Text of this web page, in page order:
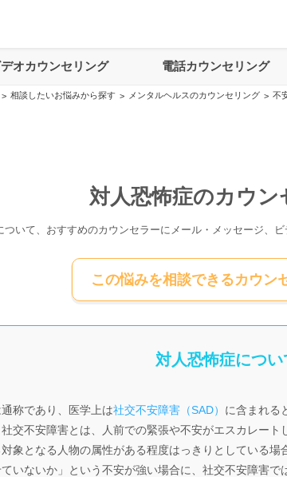
デオカウンセリング 電話カウンセリング
> 相談したいお悩みから探す > メンタルヘルスのカウンセリング > 不
対人恐怖症のカウン
ついて、おすすめのカウンセラーにメール・メッセージ、
この悩みを相談できるカウン
対人恐怖症につい
称であり、医学上は社交不安障害（SAD） に含まれる
交不安障害とは、人前での緊張や不安がエスカレー
象となる人物の属性がある程度はっきりとしている
いないか」という不安が強い場合に、社交不安障害で